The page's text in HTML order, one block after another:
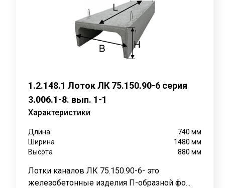
Наименование
Плита перекрытия ПТ 300.120.12
В крупных заводах или на цехах железобетонные
местностях, как каналы для проточной воды.
Рекомендуется установка лотков каналов в
согласносерии 3.006.1-8. выпуск 1-1.
При небольших
каналы лотковых железобетонных элементов для
С использованием сборных железобетонных
1.2.148.1 Лоток ЛК 75.150.90-6 серия
3.006.1-8. вып. 1-1
Характеристики
Длина 740мм
Ширина
1480мм
Высота
880мм
Лотки каналов ЛК 75.150.90-6- это
железобетонные изделия П-образной фо...